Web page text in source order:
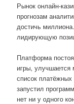
Рынок онлайн-
прогнозам
достичь
лидирующую
Платформа
игры, улучшается
список
запустил
нет ни у одного